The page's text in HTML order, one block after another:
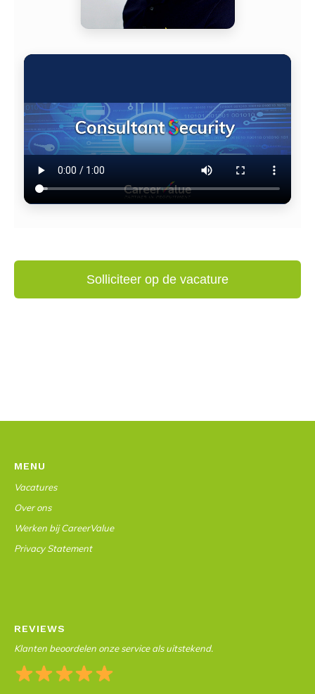
MENU
Vacatures
Over ons
Werken bij CareerValue
Privacy Statement
REVIEWS
Klanten beoordelen onze service als uitstekend.